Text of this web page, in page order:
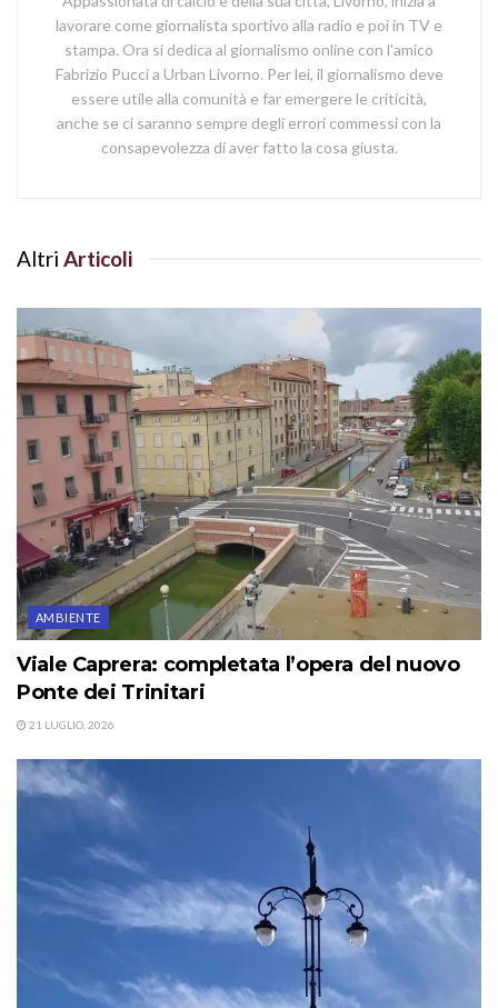
lavorare come giornalista sportivo alla radio e poi in TV e
stampa. Ora si dedica al giornalismo online con l'amico
Fabrizio Pucci a Urban Livorno. Per lei, il giornalismo deve
essere utile alla comunità e far emergere le criticità,
anche se ci saranno sempre degli errori commessi con la
consapevolezza di aver fatto la cosa giusta.
Altri Articoli
AMBIENTE
Viale Caprera: completata l’opera del nuovo
Ponte dei Trinitari
21 LUGLIO, 2026